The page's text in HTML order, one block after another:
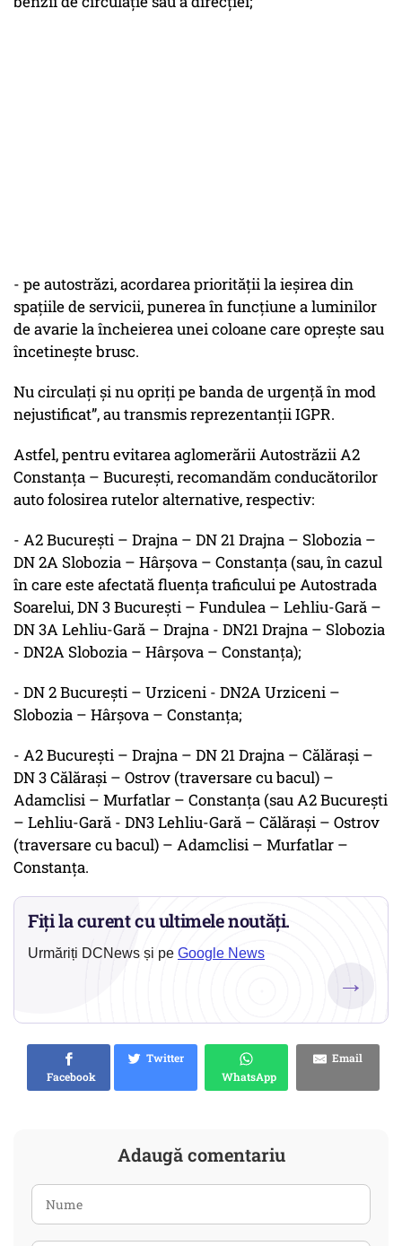
- pe autostrăzi, acordarea priorității la ieşirea din
spaţiile de servicii, punerea în funcțiune a luminilor
de avarie la încheierea unei coloane care oprește sau
încetinește brusc.
Nu circulați și nu opriți pe banda de urgență în mod
nejustificat”, au transmis reprezentanții IGPR.
Astfel, pentru evitarea aglomerării Autostrăzii A2
Constanța – București, recomandăm conducătorilor
auto folosirea rutelor alternative, respectiv:
- A2 Bucureşti – Drajna – DN 21 Drajna – Slobozia –
DN 2A Slobozia – Hârşova – Constanţa (sau, în cazul
în care este afectată fluenţa traficului pe Autostrada
Soarelui, DN 3 Bucureşti – Fundulea – Lehliu-Gară –
DN 3A Lehliu-Gară – Drajna - DN21 Drajna – Slobozia
- DN2A Slobozia – Hârşova – Constanţa);
- DN 2 Bucureşti – Urziceni - DN2A Urziceni –
Slobozia – Hârşova – Constanţa;
- A2 Bucureşti – Drajna – DN 21 Drajna – Călăraşi –
DN 3 Călăraşi – Ostrov (traversare cu bacul) –
Adamclisi – Murfatlar – Constanţa (sau A2 Bucureşti
– Lehliu-Gară - DN3 Lehliu-Gară – Călăraşi – Ostrov
(traversare cu bacul) – Adamclisi – Murfatlar –
Constanţa.
Fiți la curent cu ultimele noutăți.
Urmăriți DCNews și pe Google News
→
Facebook
Twitter
WhatsApp
Email
Adaugă comentariu